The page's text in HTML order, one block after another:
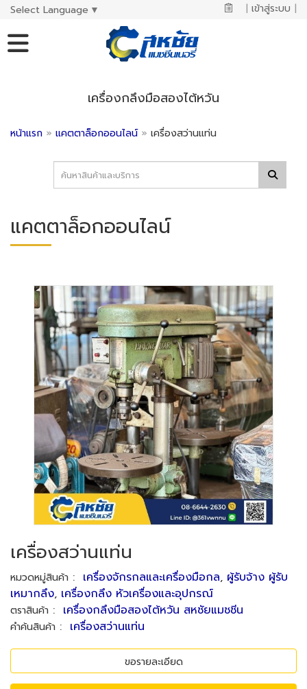
Select Language ▼ | เข้าสู่ระบบ |
เครื่องกลึงมือสองไต้หวัน
หน้าแรก » แคตตาล็อกออนไลน์ » เครื่องสว่านแท่น
แคตตาล็อกออนไลน์
เครื่องสว่านแท่น
หมวดหมู่สินค้า : เครื่องจักรกลและเครื่องมือกล, ผู้รับจ้าง ผู้รับ
เหมากลึง, เครื่องกลึง หัวเครื่องและอุปกรณ์
ตราสินค้า : เครื่องกลึงมือสองไต้หวัน สหชัยแมชชีน
คำค้นสินค้า : เครื่องสว่านแท่น
ขอรายละเอียด